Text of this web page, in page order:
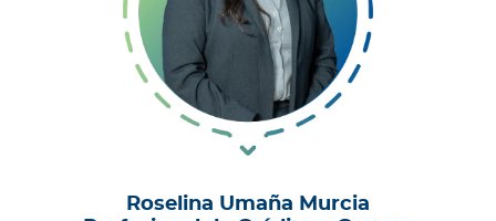
Roselina Umaña Murcia